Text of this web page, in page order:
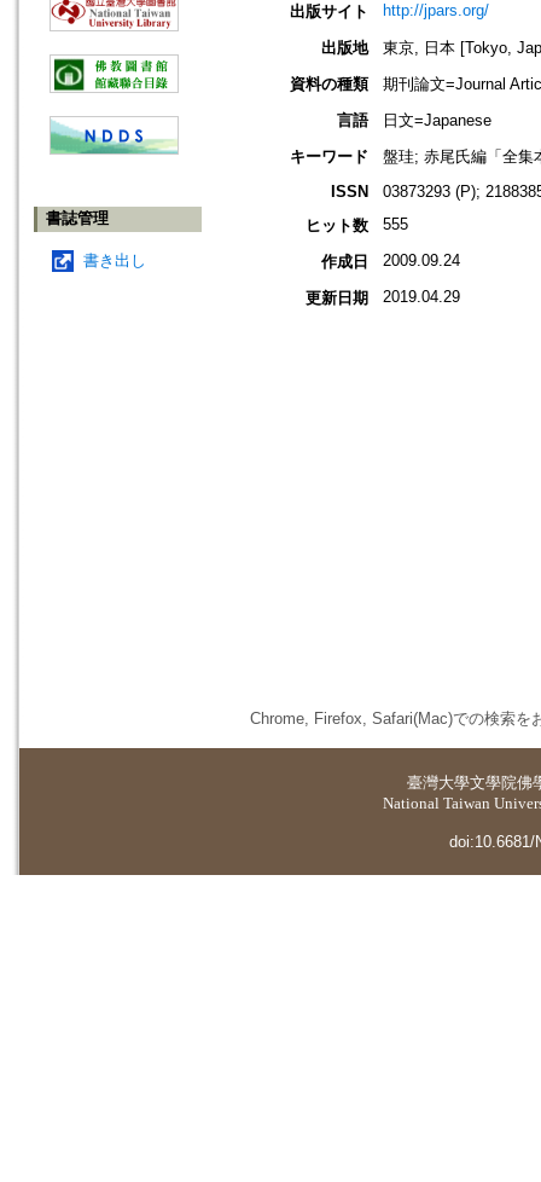
書誌管理
書き出し
出版サイト
http://jpars.org/
出版地
東京, 日本 [Tokyo,
資料の種類
期刊論文=Journal
言語
日文=Japanese
キーワード
盤珪; 赤尾氏編「全集
ISSN
03873293 (P);
ヒット数
555
作成日 2009.09.24
更新日期 2019.04.29
Chrome, Firefox, Safari(Mac)での検索を
臺灣大學文學院佛
National Taiwan
doi:10.6681/